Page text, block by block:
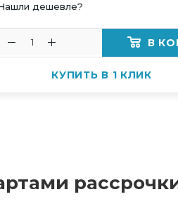
дешевле?
В
КУПИТЬ В 1 КЛИК